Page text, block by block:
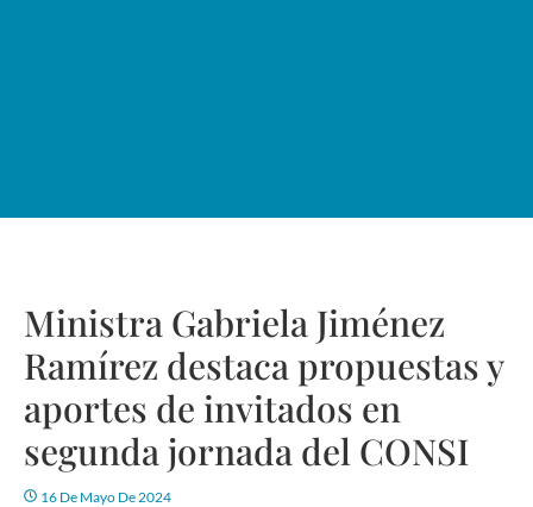
Ministra Gabriela Jiménez
Ramírez destaca propuestas y
aportes de invitados en
segunda jornada del CONSI
16 De Mayo De 2024